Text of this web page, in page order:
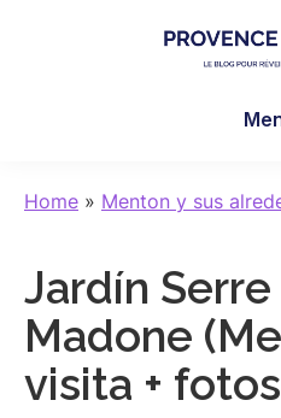
en
Le
de
Claire
Home » Menton y sus
Jardín
Madone
visita + fotos